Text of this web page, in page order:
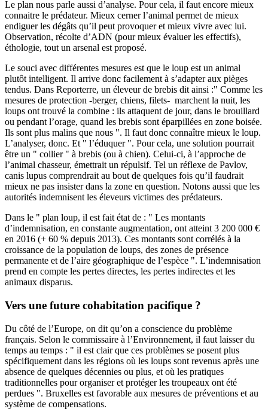
Le plan nous parle aussi d’analyse. Pour cela, il faut encore mieux
connaitre le prédateur. Mieux cerner l’animal permet de mieux
endiguer les dégâts qu’il peut provoquer et mieux vivre avec lui.
Observation, récolte d’ADN (pour mieux évaluer les effectifs),
éthologie, tout un arsenal est proposé.
Le souci avec différentes mesures est que le loup est un animal
plutôt intelligent. Il arrive donc facilement à s’adapter aux pièges
tendus. Dans Reporterre, un éleveur de brebis dit ainsi :" Comme les
mesures de protection -berger, chiens, filets- marchent la nuit, les
loups ont trouvé la combine : ils attaquent de jour, dans le brouillard
ou pendant l’orage, quand les brebis sont éparpillées en zone boisée.
Ils sont plus malins que nous ". Il faut donc connaître mieux le loup.
L’analyser, donc. Et " l’éduquer ". Pour cela, une solution pourrait
être un " collier " à brebis (ou à chien). Celui-ci, à l’approche de
l’animal chasseur, émettrait un répulsif. Tel un réflexe de Pavlov,
canis lupus comprendrait au bout de quelques fois qu’il faudrait
mieux ne pas insister dans la zone en question. Notons aussi que les
autorités indemnisent les éleveurs victimes des prédateurs.
Dans le " plan loup, il est fait état de : " Les montants
d’indemnisation, en constante augmentation, ont atteint 3 200 000 €
en 2016 (+ 60 % depuis 2013). Ces montants sont corrélés à la
croissance de la population de loups, des zones de présence
permanente et de l’aire géographique de l’espèce ". L’indemnisation
prend en compte les pertes directes, les pertes indirectes et les
animaux disparus.
Vers une future cohabitation pacifique ?
Du côté de l’Europe, on dit qu’on a conscience du problème
français. Selon le commissaire à l’Environnement, il faut laisser du
temps au temps : " il est clair que ces problèmes se posent plus
spécifiquement dans les régions où les loups sont revenus après une
absence de quelques décennies ou plus, et où les pratiques
traditionnelles pour organiser et protéger les troupeaux ont été
perdues ". Bruxelles est favorable aux mesures de préventions et au
système de compensations.